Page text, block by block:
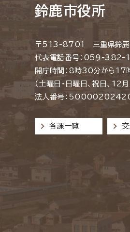
鈴鹿市役所
〒513-8701 三重県鈴鹿
代表電話番号：059-
開庁時間：8時30分から17
（土曜日・日曜日、祝日、
法人番号：
各課一覧